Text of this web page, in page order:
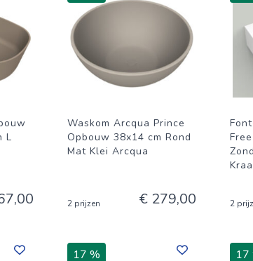
L
Waskom Arcqua Prince
Opbouw 38x14 cm Rond
Mat Klei Arcqua
2 prijzen € 279,00 2
17 % 17